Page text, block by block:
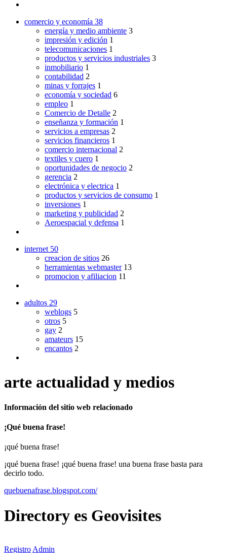
comercio y economía 38
energía y medio ambiente 3
impresión y edición 1
telecomunicaciones 1
productos y servicios industriales 3
inmobiliario 1
contabilidad 2
minas y forrajes 1
economía y sociedad 6
empleo 1
Comercio de Detalle 2
enseñanza y formación 1
servicios a empresas 2
servicios financieros 1
comercio internacional 2
textiles y cuero 1
oportunidades de negocio 2
gerencia 2
electrónica y electrica 1
productos y servicios de consumo 1
inversiones 1
marketing y publicidad 2
Aeroespacial y defensa 1
internet 50
creacion de sitios 26
herramientas webmaster 13
promocion y afiliacion 11
adultos 29
weblogs 5
otros 5
gay 2
amateurs 15
encantos 2
arte actualidad y medios
Información del sitio web relacionado
¡Qué buena frase!
¡qué buena frase!
¡qué buena frase! ¡qué buena frase! una buena frase basta para
decirlo todo.
quebuenafrase.blogspot.com/
Directory es Geovisites
Registro Admin